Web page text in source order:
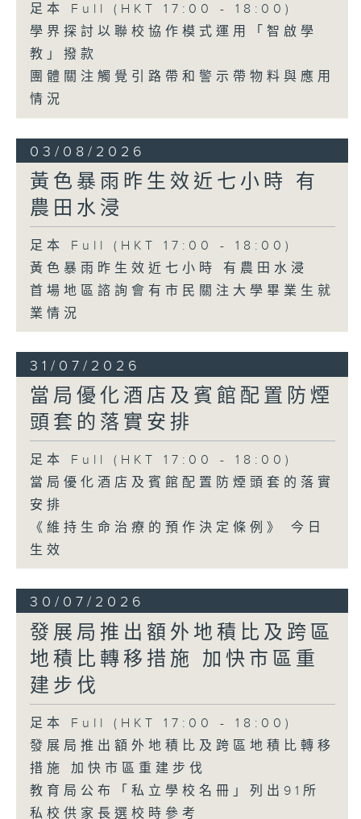
足本 Full (HKT 17:00 - 18:00)
學界探討以聯校協作模式運用「智啟學
教」撥款
團體關注觸覺引路帶和警示帶物料與應用
情況
03/08/2026
黃色暴雨昨生效近七小時 有
農田水浸
足本 Full (HKT 17:00 - 18:00)
黃色暴雨昨生效近七小時 有農田水浸
首場地區諮詢會有市民關注大學畢業生就
業情況
31/07/2026
當局優化酒店及賓館配置防煙
頭套的落實安排
足本 Full (HKT 17:00 - 18:00)
當局優化酒店及賓館配置防煙頭套的落實
安排
《維持生命治療的預作決定條例》 今日
生效
30/07/2026
發展局推出額外地積比及跨區
地積比轉移措施 加快市區重
建步伐
足本 Full (HKT 17:00 - 18:00)
發展局推出額外地積比及跨區地積比轉移
措施 加快市區重建步伐
教育局公布「私立學校名冊」列出91所
私校供家長選校時參考